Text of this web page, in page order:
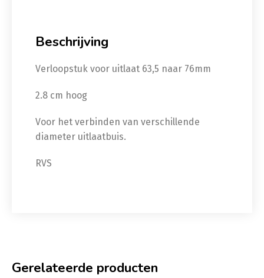
Beschrijving
Verloopstuk voor uitlaat 63,5 naar 76mm
2.8 cm hoog
Voor het verbinden van verschillende
diameter uitlaatbuis.
RVS
Gerelateerde producten